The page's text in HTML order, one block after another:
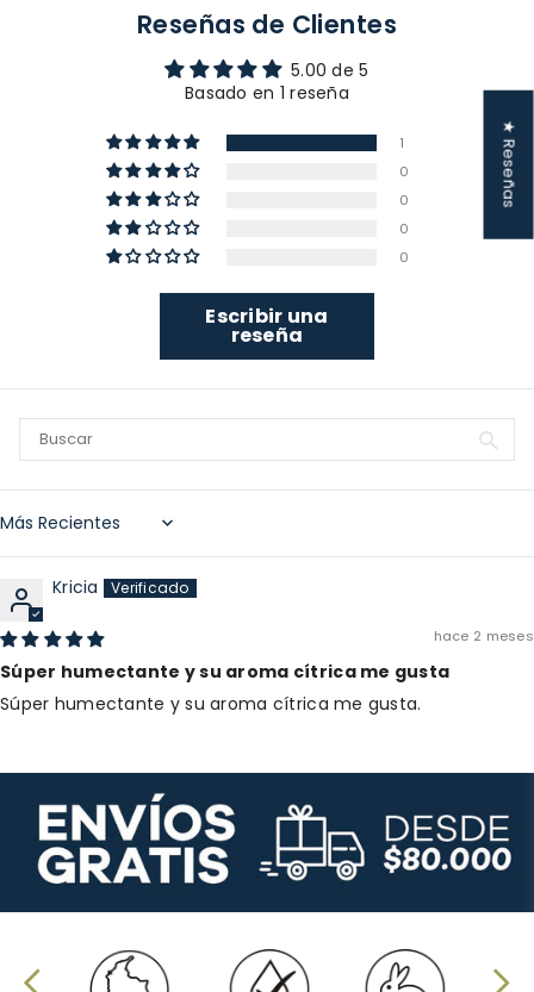
Reseñas de Clientes
5.00 de 5
Basado en 1 reseña
1
0
0
0
0
Escribir una
reseña
Sort by
Kricia
hace 2 meses
Súper humectante y su aroma cítrica me gusta
Súper humectante y su aroma cítrica me gusta.
★ Reseñas